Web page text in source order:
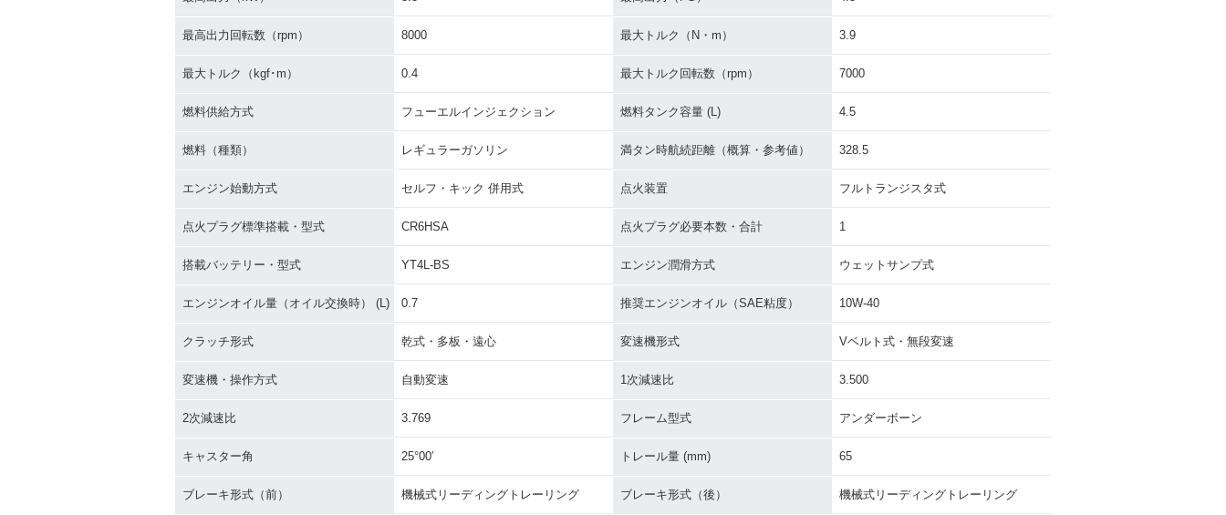
最高出力回転数（rpm） 8000 最大トルク（N・m） 3.9
最大トルク（kgf･m） 0.4 最大トルク回転数（rpm） 7000
燃料供給方式 フューエルインジェクション 燃料タンク容量 (L) 4.5
燃料（種類） レギュラーガソリン 満タン時航続距離（概算・参考値） 328.5
エンジン始動方式 セルフ・キック 併用式 点火装置 フルトランジスタ式
点火プラグ標準搭載・型式 CR6HSA 点火プラグ必要本数・合計 1
搭載バッテリー・型式 YT4L-BS エンジン潤滑方式 ウェットサンプ式
エンジンオイル量（オイル交換時） (L) 0.7 推奨エンジンオイル（SAE粘度） 10W-40
クラッチ形式 乾式・多板・遠心 変速機形式 Vベルト式・無段変速
変速機・操作方式 自動変速 1次減速比 3.500
2次減速比 3.769 フレーム型式 アンダーボーン
キャスター角 25°00′ トレール量 (mm) 65
ブレーキ形式（前） 機械式リーディングトレーリング ブレーキ形式（後） 機械式リーディングトレーリング